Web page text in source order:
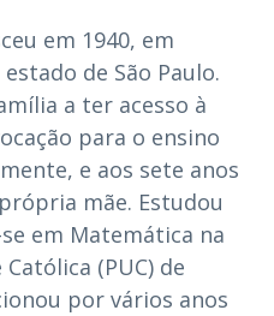
em 1940, em
de São Paulo.
a ter acesso à
para o ensino
e aos sete anos
mãe. Estudou
em Matemática na
(PUC) de
por vários anos